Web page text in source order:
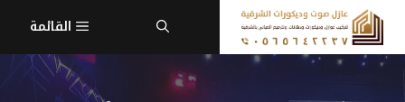
انتقل
إلى
المحتوى
القائمة